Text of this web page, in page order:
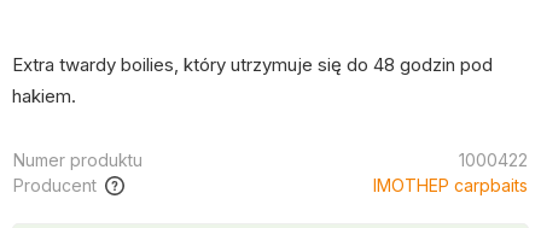
Extra twardy boilies, który utrzymuje się do 48 godzin pod
hakiem.
Numer produktu
1000422
Producent
IMOTHEP carpbaits